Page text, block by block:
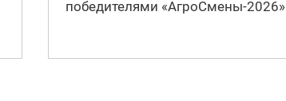
победителями «АгроСмены-2026»